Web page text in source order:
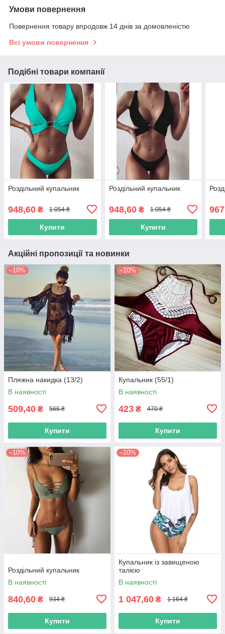
Умови повернення
Повернення товару впродовж 14 днів за домовленістю
Всі умови повернення
Подібні товари компанії
Роздільний купальник
948,60 ₴ 1 054 ₴
Купити
Роздільний купальник
948,60₴ 1 054 ₴
Купити
Акційні пропозиції та новинки
–10%
Пляжна накидка (13/2)
В наявності
509,40 ₴ 566 ₴
Купити
–10%
Купальник (55/1)
В наявності
423 ₴ 470 ₴
Купити
–10%
Роздільний купальник
В наявності
840,60 ₴ 934 ₴
Купити
–10%
Купальник із завищеною
талією
В наявності
1 047,60 ₴ 1 164 ₴
Купити